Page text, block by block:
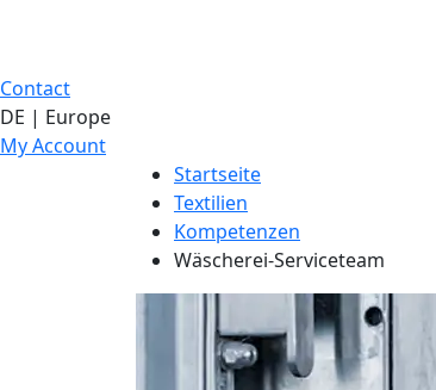
Contact
DE | Europe
My Account
Startseite
Textilien
Kompetenzen
Wäscherei-Serviceteam